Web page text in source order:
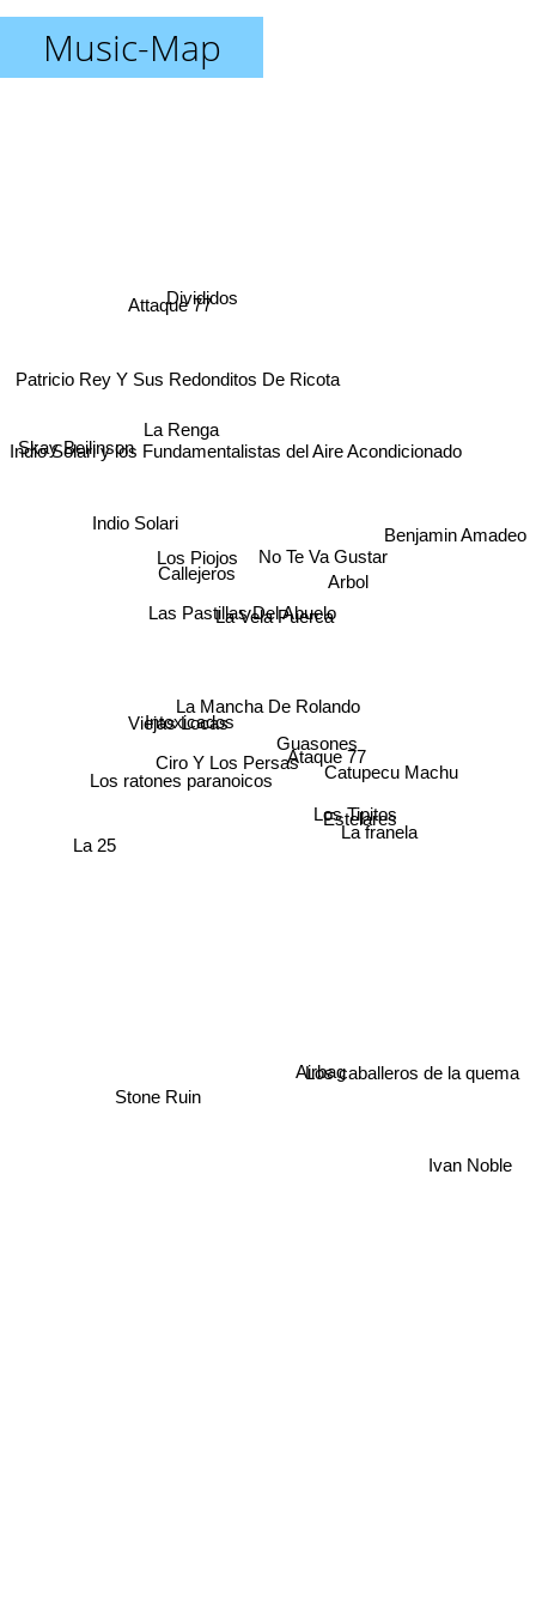
Music-Map
La Mancha De Rolando
Ciro Y Los PersasAtaque 77
La Vela Puerca
Guasones
Estelares
Los Tipitos
Intoxicados
Los ratones paranoicos
Las Pastillas Del Abuelo
Los Piojos
Arbol
La franela
No Te Va Gustar
Los caballeros de la quema
Viejas Locas
Indio Solari y los Fundamentalistas del Aire Acondicionado
Callejeros
Indio Solari
Airbag
La Renga
Catupecu Machu
Benjamin Amadeo
Attaque 77
Skay Beilinson
Stone Ruin
Ivan Noble
Patricio Rey Y Sus Redonditos De Ricota
Divididos
La 25